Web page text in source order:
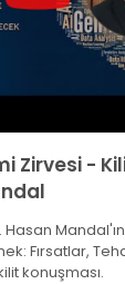
Zirvesi -
Hasan
Fırsatlar,
konuşması.